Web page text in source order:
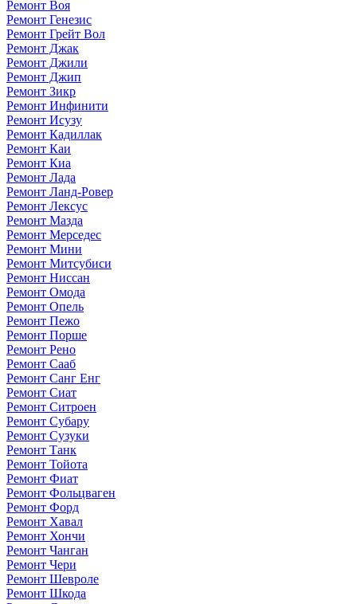
Ремонт Воя
Ремонт Генезис
Ремонт Грейт Вол
Ремонт Джак
Ремонт Джили
Ремонт Джип
Ремонт Зикр
Ремонт Инфинити
Ремонт Исузу
Ремонт Кадиллак
Ремонт Каи
Ремонт Киа
Ремонт Лада
Ремонт Ланд-Ровер
Ремонт Лексус
Ремонт Мазда
Ремонт Мерседес
Ремонт Мини
Ремонт Митсубиси
Ремонт Ниссан
Ремонт Омода
Ремонт Опель
Ремонт Пежо
Ремонт Порше
Ремонт Рено
Ремонт Сааб
Ремонт Санг Енг
Ремонт Сиат
Ремонт Ситроен
Ремонт Субару
Ремонт Сузуки
Ремонт Танк
Ремонт Тойота
Ремонт Фиат
Ремонт Фольцваген
Ремонт Форд
Ремонт Хавал
Ремонт Хончи
Ремонт Чанган
Ремонт Чери
Ремонт Шевроле
Ремонт Шкода